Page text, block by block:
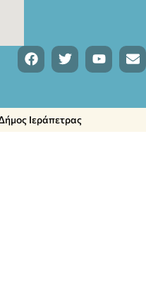
Ιεράπετρας